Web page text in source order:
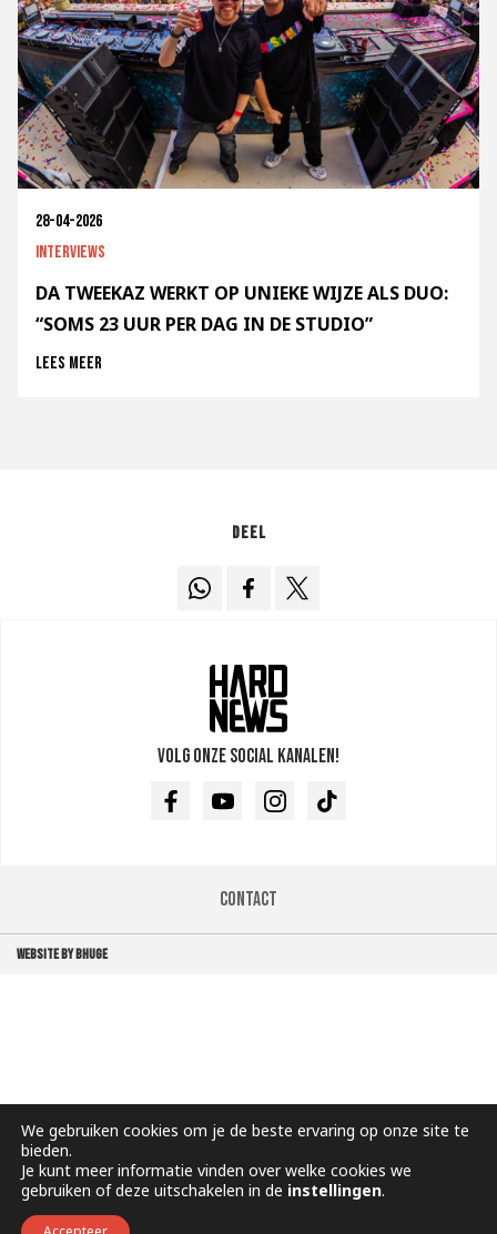
28-04-2026
Interviews
DA TWEEKAZ WERKT OP UNIEKE WIJZE ALS DUO:
“SOMS 23 UUR PER DAG IN DE STUDIO”
Lees meer
Deel
Volg onze social kanalen!
FacebookYoutubeInstagramTikTok
Contact
WEBSITE BY BHUGE
We gebruiken cookies om je de beste ervaring op onze site te
bieden.
Je kunt meer informatie vinden over welke cookies we
gebruiken of deze uitschakelen in de instellingen.